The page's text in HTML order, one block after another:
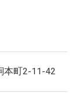
本町2-11-42